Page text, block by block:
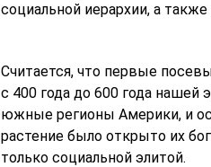
социальной иерархии, а
Считается, что первые
с 400 года до 600 года
южные регионы Америки, и
растение было открыто их
только социальной элитой.